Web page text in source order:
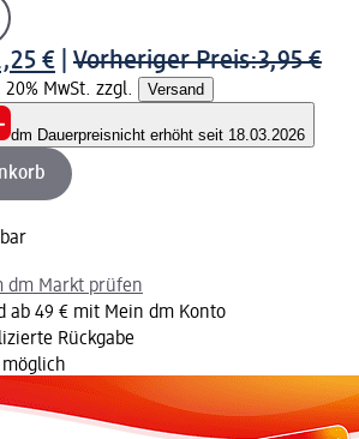
€ Vorheriger Preis:3,95 €
MwSt. zzgl. Versand
dm Dauerpreisnicht erhöht seit 18.03.2026
dm Markt prüfen
ab 49 € mit Mein dm Konto
Rückgabe